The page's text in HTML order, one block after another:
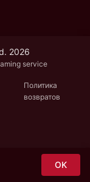
2026
service
Политика
возвратов
OK